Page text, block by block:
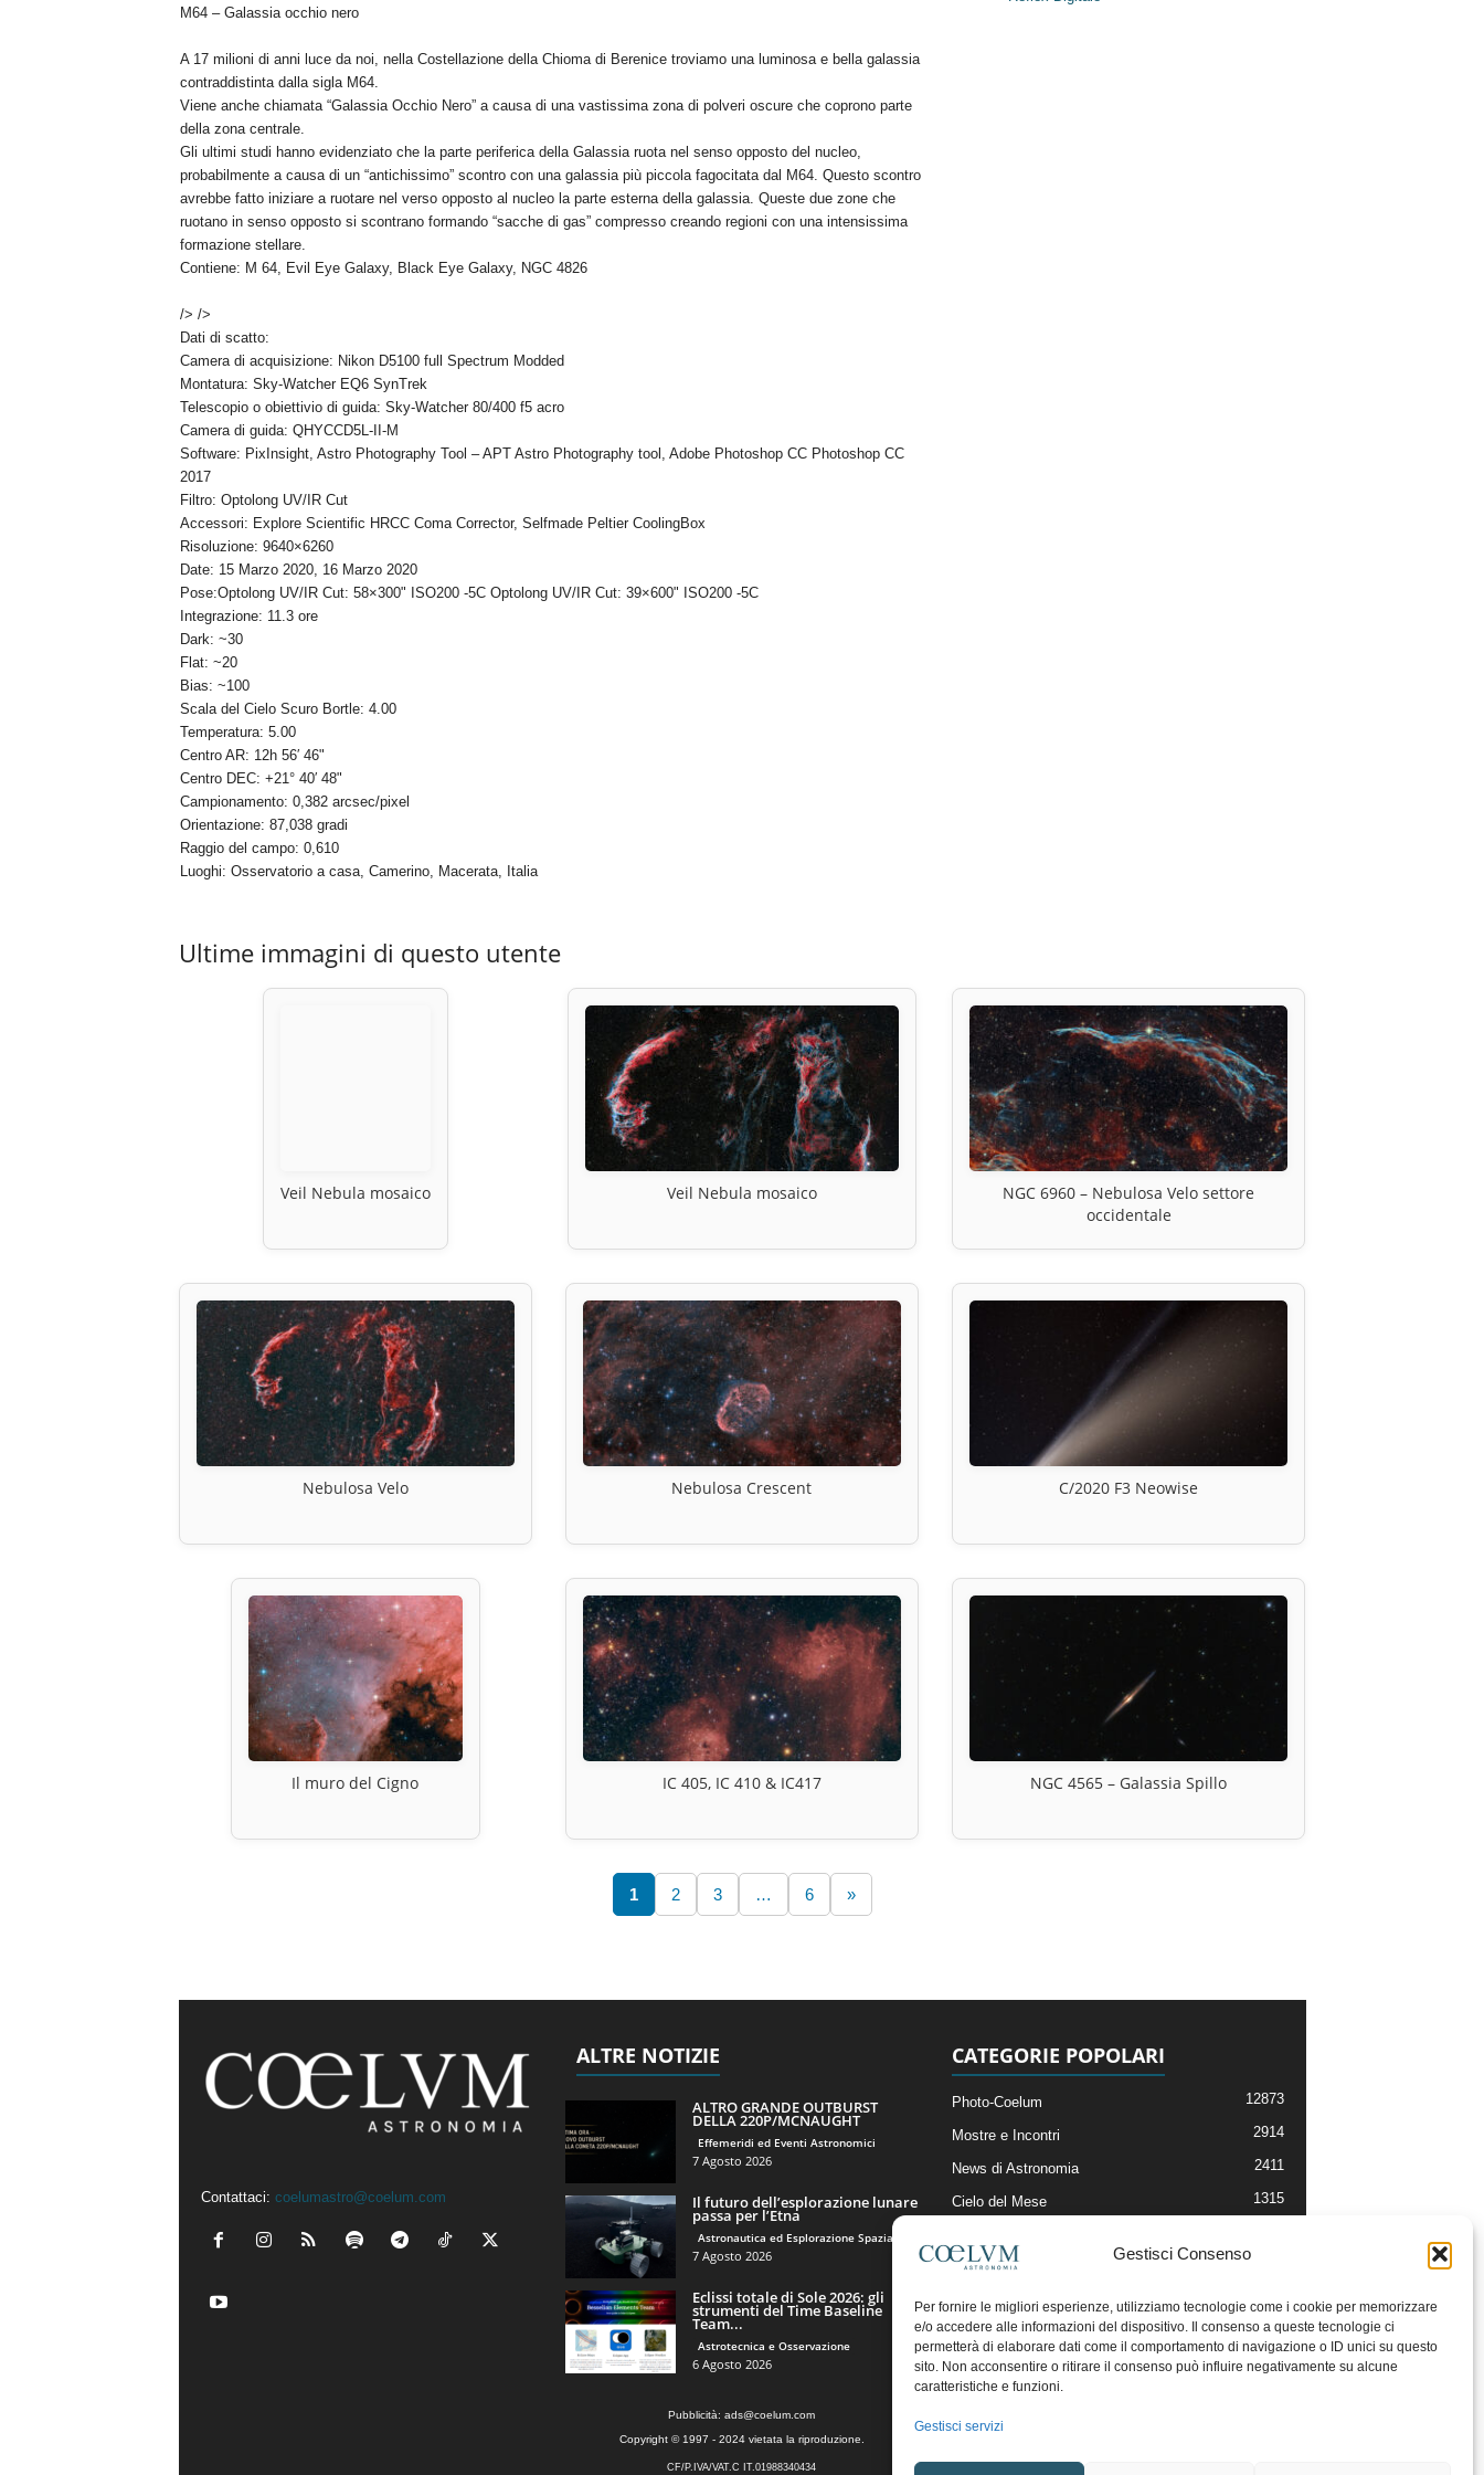
Gestisci Consenso
Per fornire le migliori esperienze, utilizziamo tecnologie come i cookie per memorizzare
e/o accedere alle informazioni del dispositivo. Il consenso a queste tecnologie ci
permetterà di elaborare dati come il comportamento di navigazione o ID unici su questo
sito. Non acconsentire o ritirare il consenso può influire negativamente su alcune
caratteristiche e funzioni.
Gestisci servizi
M64 – Galassia occhio nero
A 17 milioni di anni luce da noi, nella Costellazione della Chioma di Berenice troviamo una luminosa e bella galassia
contraddistinta dalla sigla M64.
Viene anche chiamata “Galassia Occhio Nero” a causa di una vastissima zona di polveri oscure che coprono parte
della zona centrale.
Gli ultimi studi hanno evidenziato che la parte periferica della Galassia ruota nel senso opposto del nucleo,
probabilmente a causa di un “antichissimo” scontro con una galassia più piccola fagocitata dal M64. Questo scontro
avrebbe fatto iniziare a ruotare nel verso opposto al nucleo la parte esterna della galassia. Queste due zone che
ruotano in senso opposto si scontrano formando “sacche di gas” compresso creando regioni con una intensissima
formazione stellare.
Contiene: M 64, Evil Eye Galaxy, Black Eye Galaxy, NGC 4826
/> />
Dati di scatto:
Camera di acquisizione: Nikon D5100 full Spectrum Modded
Montatura: Sky-Watcher EQ6 SynTrek
Telescopio o obiettivio di guida: Sky-Watcher 80/400 f5 acro
Camera di guida: QHYCCD5L-II-M
Software: PixInsight, Astro Photography Tool – APT Astro Photography tool, Adobe Photoshop CC Photoshop CC
2017
Filtro: Optolong UV/IR Cut
Accessori: Explore Scientific HRCC Coma Corrector, Selfmade Peltier CoolingBox
Risoluzione: 9640×6260
Date: 15 Marzo 2020, 16 Marzo 2020
Pose:Optolong UV/IR Cut: 58×300" ISO200 -5C Optolong UV/IR Cut: 39×600" ISO200 -5C
Integrazione: 11.3 ore
Dark: ~30
Flat: ~20
Bias: ~100
Scala del Cielo Scuro Bortle: 4.00
Temperatura: 5.00
Centro AR: 12h 56′ 46"
Centro DEC: +21° 40′ 48"
Campionamento: 0,382 arcsec/pixel
Orientazione: 87,038 gradi
Raggio del campo: 0,610
Luoghi: Osservatorio a casa, Camerino, Macerata, Italia
Ultime immagini di questo utente
Veil Nebula mosaico Veil Nebula mosaico
NGC 6960 – Nebulosa Velo settore
occidentale
Nebulosa Velo Nebulosa Crescent C/2020 F3 Neowise
Il muro del Cigno IC 405, IC 410 & IC417 NGC 4565 – Galassia Spillo
1 2 3 … 6 »
Contattaci: coelumastro@coelum.com
ALTRE NOTIZIE
ALTRO GRANDE OUTBURST
DELLA 220P/MCNAUGHT
Effemeridi ed Eventi Astronomici
7 Agosto 2026
Il futuro dell’esplorazione lunare
passa per l’Etna
Astronautica ed Esplorazione Spaziale
7 Agosto 2026
Eclissi totale di Sole 2026: gli
strumenti del Time Baseline
Team...
Astrotecnica e Osservazione
6 Agosto 2026
CATEGORIE POPOLARI
Photo-Coelum 12873
Mostre e Incontri 2914
News di Astronomia 2411
Cielo del Mese 1315
Articoli e Risorse On-Line
Il Blog della Redazione
Pubblicità: ads@coelum.com
Copyright © 1997 - 2024 vietata la riproduzione.
CF/P.IVA/VAT.C IT.01988340434